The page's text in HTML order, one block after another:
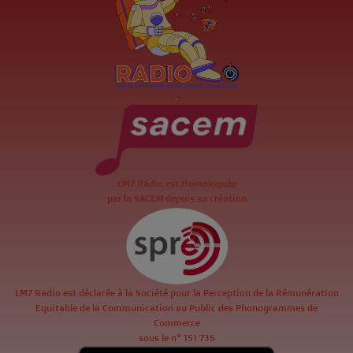
.
LM7 Radio est Homologuée
par la SACEM depuis sa création
LM7 Radio est déclarée à la Société pour la Perception de la Rémunération
Equitable de la Communication au Public des Phonogrammes de
Commerce
sous le n° 151 736